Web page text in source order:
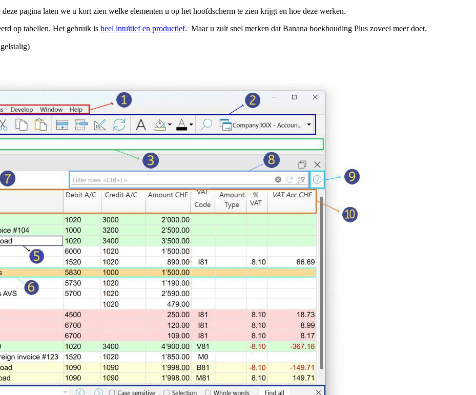
pagina laten we u kort zien welke elementen u op het hoofdscherm te zien krijgt en hoe deze werken.
op tabellen. Het gebruik is heel intuïtief en productief. Maar u zult snel merken dat Banana boekhouding Plus zoveel meer doet.